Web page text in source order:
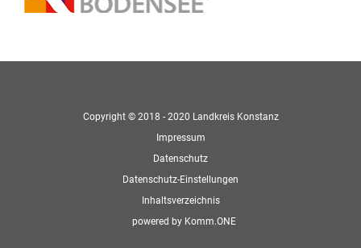
Copyright © 2018 - 2020 Landkreis Konstanz
Impressum
Datenschutz
Datenschutz-Einstellungen
Inhaltsverzeichnis
powered by Komm.ONE